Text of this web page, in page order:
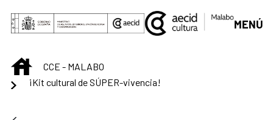
Saltar al contenido principal
MENÚ
INICIOCCE - MALABO
¡Kit cultural de SÚPER-vivencia!